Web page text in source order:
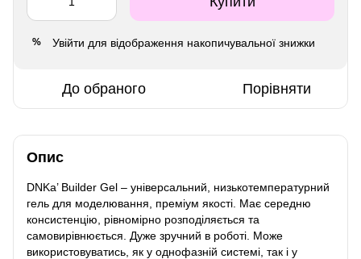
% Увійти для відображення накопичувальної знижки
До обраного Порівняти
Опис
DNKa’ Builder Gel – універсальний, низькотемпературний
гель для моделювання, преміум якості. Має середню
консистенцію, рівномірно розподіляється та
самовирівнюється. Дуже зручний в роботі. Може
використовуватись, як у однофазній системі, так і у